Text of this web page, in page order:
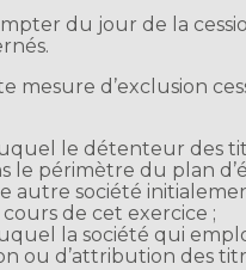
du jour de la
mesure d’exclusion
le détenteur des
le périmètre du plan
autre société
de cet exercice ;
la société qui
ou d’attribution des